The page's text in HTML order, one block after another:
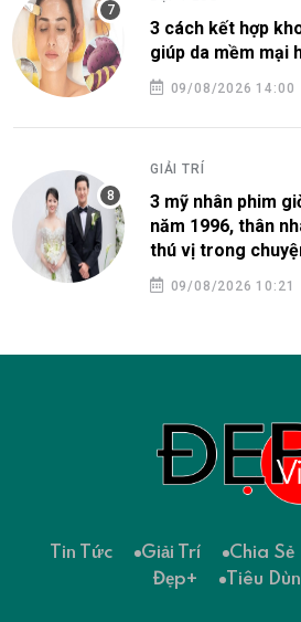
3 cách kết hợp
giúp da mềm mại
09/08/2026 14:00
GIẢI TRÍ
3 mỹ nhân phim
năm 1996, thân
thú vị trong
09/08/2026 10:21
Tin Tức Giải Trí Chia Sẻ
Đẹp+
Tiêu